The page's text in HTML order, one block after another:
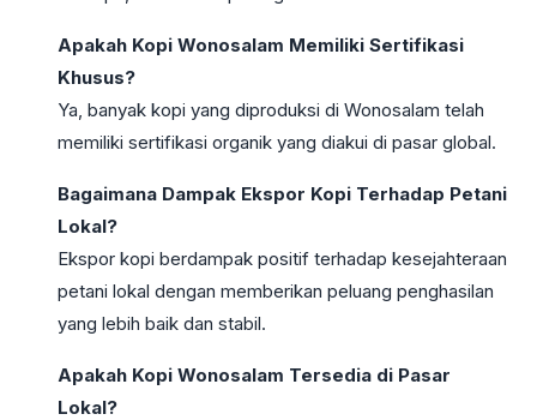
Apakah Kopi Wonosalam Memiliki Sertifikasi
Khusus?
Ya, banyak kopi yang diproduksi di Wonosalam telah
memiliki sertifikasi organik yang diakui di pasar global.
Bagaimana Dampak Ekspor Kopi Terhadap Petani
Lokal?
Ekspor kopi berdampak positif terhadap kesejahteraan
petani lokal dengan memberikan peluang penghasilan
yang lebih baik dan stabil.
Apakah Kopi Wonosalam Tersedia di Pasar
Lokal?